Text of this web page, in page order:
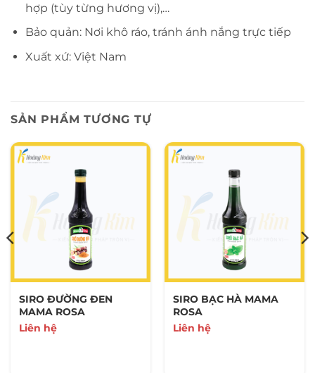
hợp (tùy từng hương vị),…
Bảo quản: Nơi khô ráo, tránh ánh nắng trực tiếp
Xuất xứ: Việt Nam
SẢN PHẨM TƯƠNG TỰ
SIRO ĐƯỜNG ĐEN
MAMA ROSA
Liên hệ
SIRO BẠC HÀ MAMA
ROSA
Liên hệ